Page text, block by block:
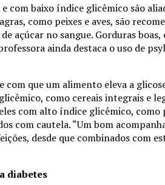
com baixo índice glicêmico são
como peixes e aves, são
açúcar no sangue. Gorduras
ainda destaca o uso de
com que um alimento eleva a
como cereais integrais e
com alto índice glicêmico, como
com cautela. “Um bom
desde que combinados com
diabetes